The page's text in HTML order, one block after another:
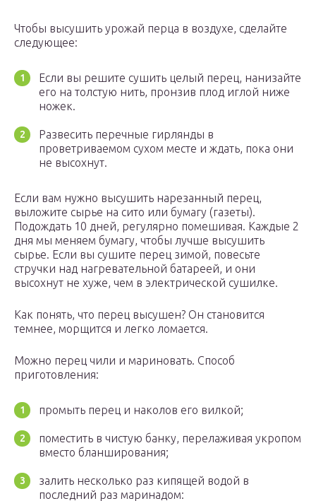
Чтобы высушить урожай перца в воздухе, сделайте
следующее:
Если вы решите сушить целый перец, нанизайте
его на толстую нить, пронзив плод иглой ниже
ножек.
Развесить перечные гирлянды в
проветриваемом сухом месте и ждать, пока они
не высохнут.
Если вам нужно высушить нарезанный перец,
выложите сырье на сито или бумагу (газеты).
Подождать 10 дней, регулярно помешивая. Каждые 2
дня мы меняем бумагу, чтобы лучше высушить
сырье. Если вы сушите перец зимой, повесьте
стручки над нагревательной батареей, и они
высохнут не хуже, чем в электрической сушилке.
Как понять, что перец высушен? Он становится
темнее, морщится и легко ломается.
Можно перец чили и мариновать. Способ
приготовления:
промыть перец и наколов его вилкой;
поместить в чистую банку, перелаживая укропом
вместо бланширования;
залить несколько раз кипящей водой в
последний раз маринадом: